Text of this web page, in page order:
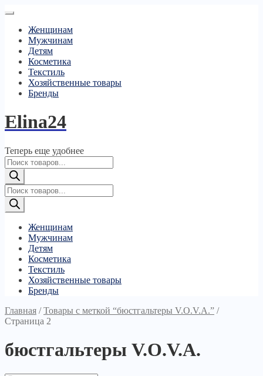
Женщинам
Мужчинам
Детям
Косметика
Текстиль
Хозяйственные товары
Бренды
Elina24
Теперь еще удобнее
Поиск
товаров
Поиск
товаров
Женщинам
Мужчинам
Детям
Косметика
Текстиль
Хозяйственные товары
Бренды
Главная /Товары с меткой “бюстгальтеры V.O.V.A.” /
Страница 2
бюстгальтеры V.O.V.A.